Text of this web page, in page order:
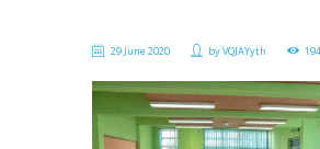
29 June 2020 byVQJAYyth